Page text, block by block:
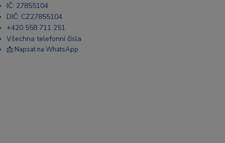
IČ: 27855104
DIČ: CZ27855104
+420 558 711 251
Všechna telefonní čísla
📩 Napsat na WhatsApp